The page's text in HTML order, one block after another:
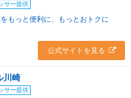
サー提供
もっと便利に、もっとおトクに
公式サイトを見る
川崎
サー提供